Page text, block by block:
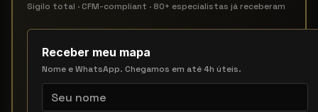
Sigilo total · CFM-compliant · 80+ especialistas já receberam
Receber meu mapa
Nome e WhatsApp. Chegamos em até 4h úteis.